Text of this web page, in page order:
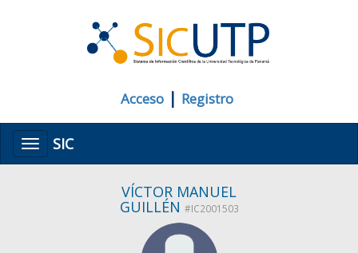
Acceso | Registro
MenúSIC
VÍCTOR MANUEL
GUILLÉN #IC2001503